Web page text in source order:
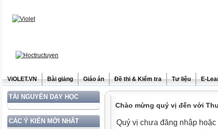
ViOLET.VN Bài giảng Giáo án Đề thi & Kiểm tra Tư liệu E-
TÀI NGUYÊN DẠY HỌC
CÁC Ý KIẾN MỚI NHẤT
Chào mừng quý vị đến với
Quý vị chưa đăng nhập